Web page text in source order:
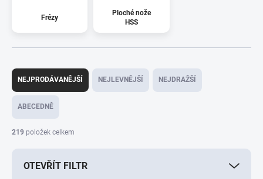
Frézy
Ploché nože
HSS
Ř
z
í
NEJPRODÁVANĚJŠÍ NEJLEVNĚJŠÍ NEJDRAŽŠÍ
ABECEDNĚ
219 položek celkem
OTEVŘÍT FILTR